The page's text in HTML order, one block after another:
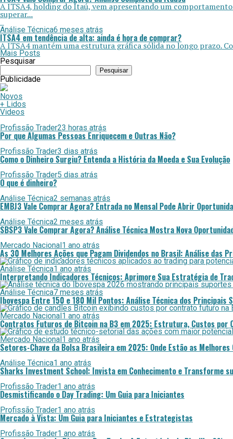
A ITSA4, holding do Itaú, vem apresentando um
superar...
Análise Técnica6 meses atrás
ITSA4 em tendência de alta: ainda é hora de comprar?
A ITSA4 mantém uma estrutura gráfica sólida no longo prazo.
Mais Posts
Pesquisar
Pesquisar
Publicidade
Novos
+ Lidos
Videos
Profissão Trader23 horas atrás
Por que Algumas Pessoas Enriquecem e Outras Não?
Profissão Trader3 dias atrás
Como o Dinheiro Surgiu? Entenda a História da Moeda e Sua Evolução
Profissão Trader5 dias atrás
O que é dinheiro?
Análise Técnica2 semanas atrás
EMBJ3 Vale Comprar Agora? Entrada no Mensal Pode Abrir
Análise Técnica2 meses atrás
SBSP3 Vale Comprar Agora? Análise Técnica Mostra Nova
Mercado Nacional1 ano atrás
As 30 Melhores Ações que Pagam Dividendos no Brasil: Análise das
Análise Técnica1 ano atrás
Interpretando Indicadores Técnicos: Aprimore Sua Estratégia de
Análise Técnica7 meses atrás
Ibovespa Entre 150 e 180 Mil Pontos: Análise Técnica dos
Mercado Nacional1 ano atrás
Contratos Futuros de Bitcoin na B3 em 2025: Estrutura, Custos
Mercado Nacional1 ano atrás
Setores-Chave da Bolsa Brasileira em 2025: Onde Estão as
Análise Técnica1 ano atrás
Sharks Investment School: Invista em Conhecimento e Transforme
Profissão Trader1 ano atrás
Desmistificando o Day Trading: Um Guia para Iniciantes
Profissão Trader1 ano atrás
Mercado à Vista: Um Guia para Iniciantes e Estrategistas
Profissão Trader1 ano atrás